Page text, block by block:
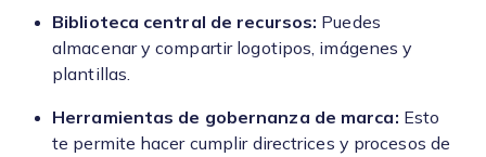
Biblioteca central de recursos: Puedes
almacenar y compartir logotipos, imágenes y
plantillas.
Herramientas de gobernanza de marca: Esto
te permite hacer cumplir directrices y procesos de